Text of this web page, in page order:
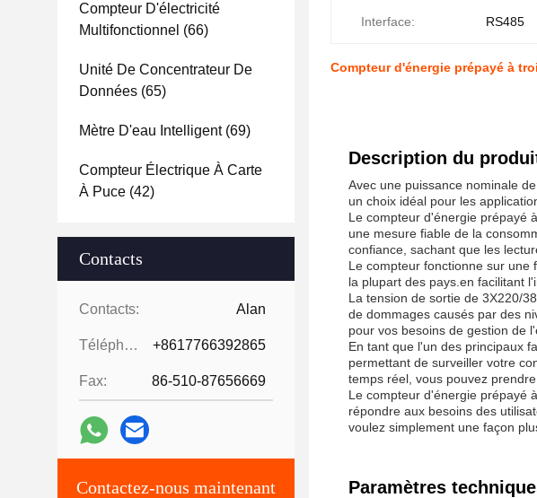
Compteur D'électricité
Multifonctionnel (66)
Unité De Concentrateur De
Données (65)
Mètre D'eau Intelligent(69)
Compteur Électrique À Carte
À Puce (42)
Contacts
Contacts: Alan
Téléphone: +8617766392865
Fax: 86-510-87656669
Contactez-nous maintenant
Interface: RS485
Compteur d'énergie prépayé à
Description du
Avec une puissance nominale
un choix idéal pour les
Le compteur d'énergie prépayé
une mesure fiable de la
confiance, sachant que les
Le compteur fonctionne sur une
la plupart des pays.en facilitant
La tension de sortie de 3X220/
de dommages causés par des
pour vos besoins de gestion de
En tant que l'un des principaux
permettant de surveiller votre
temps réel, vous pouvez
Le compteur d'énergie prépayé
répondre aux besoins des
voulez simplement une façon
Paramètres